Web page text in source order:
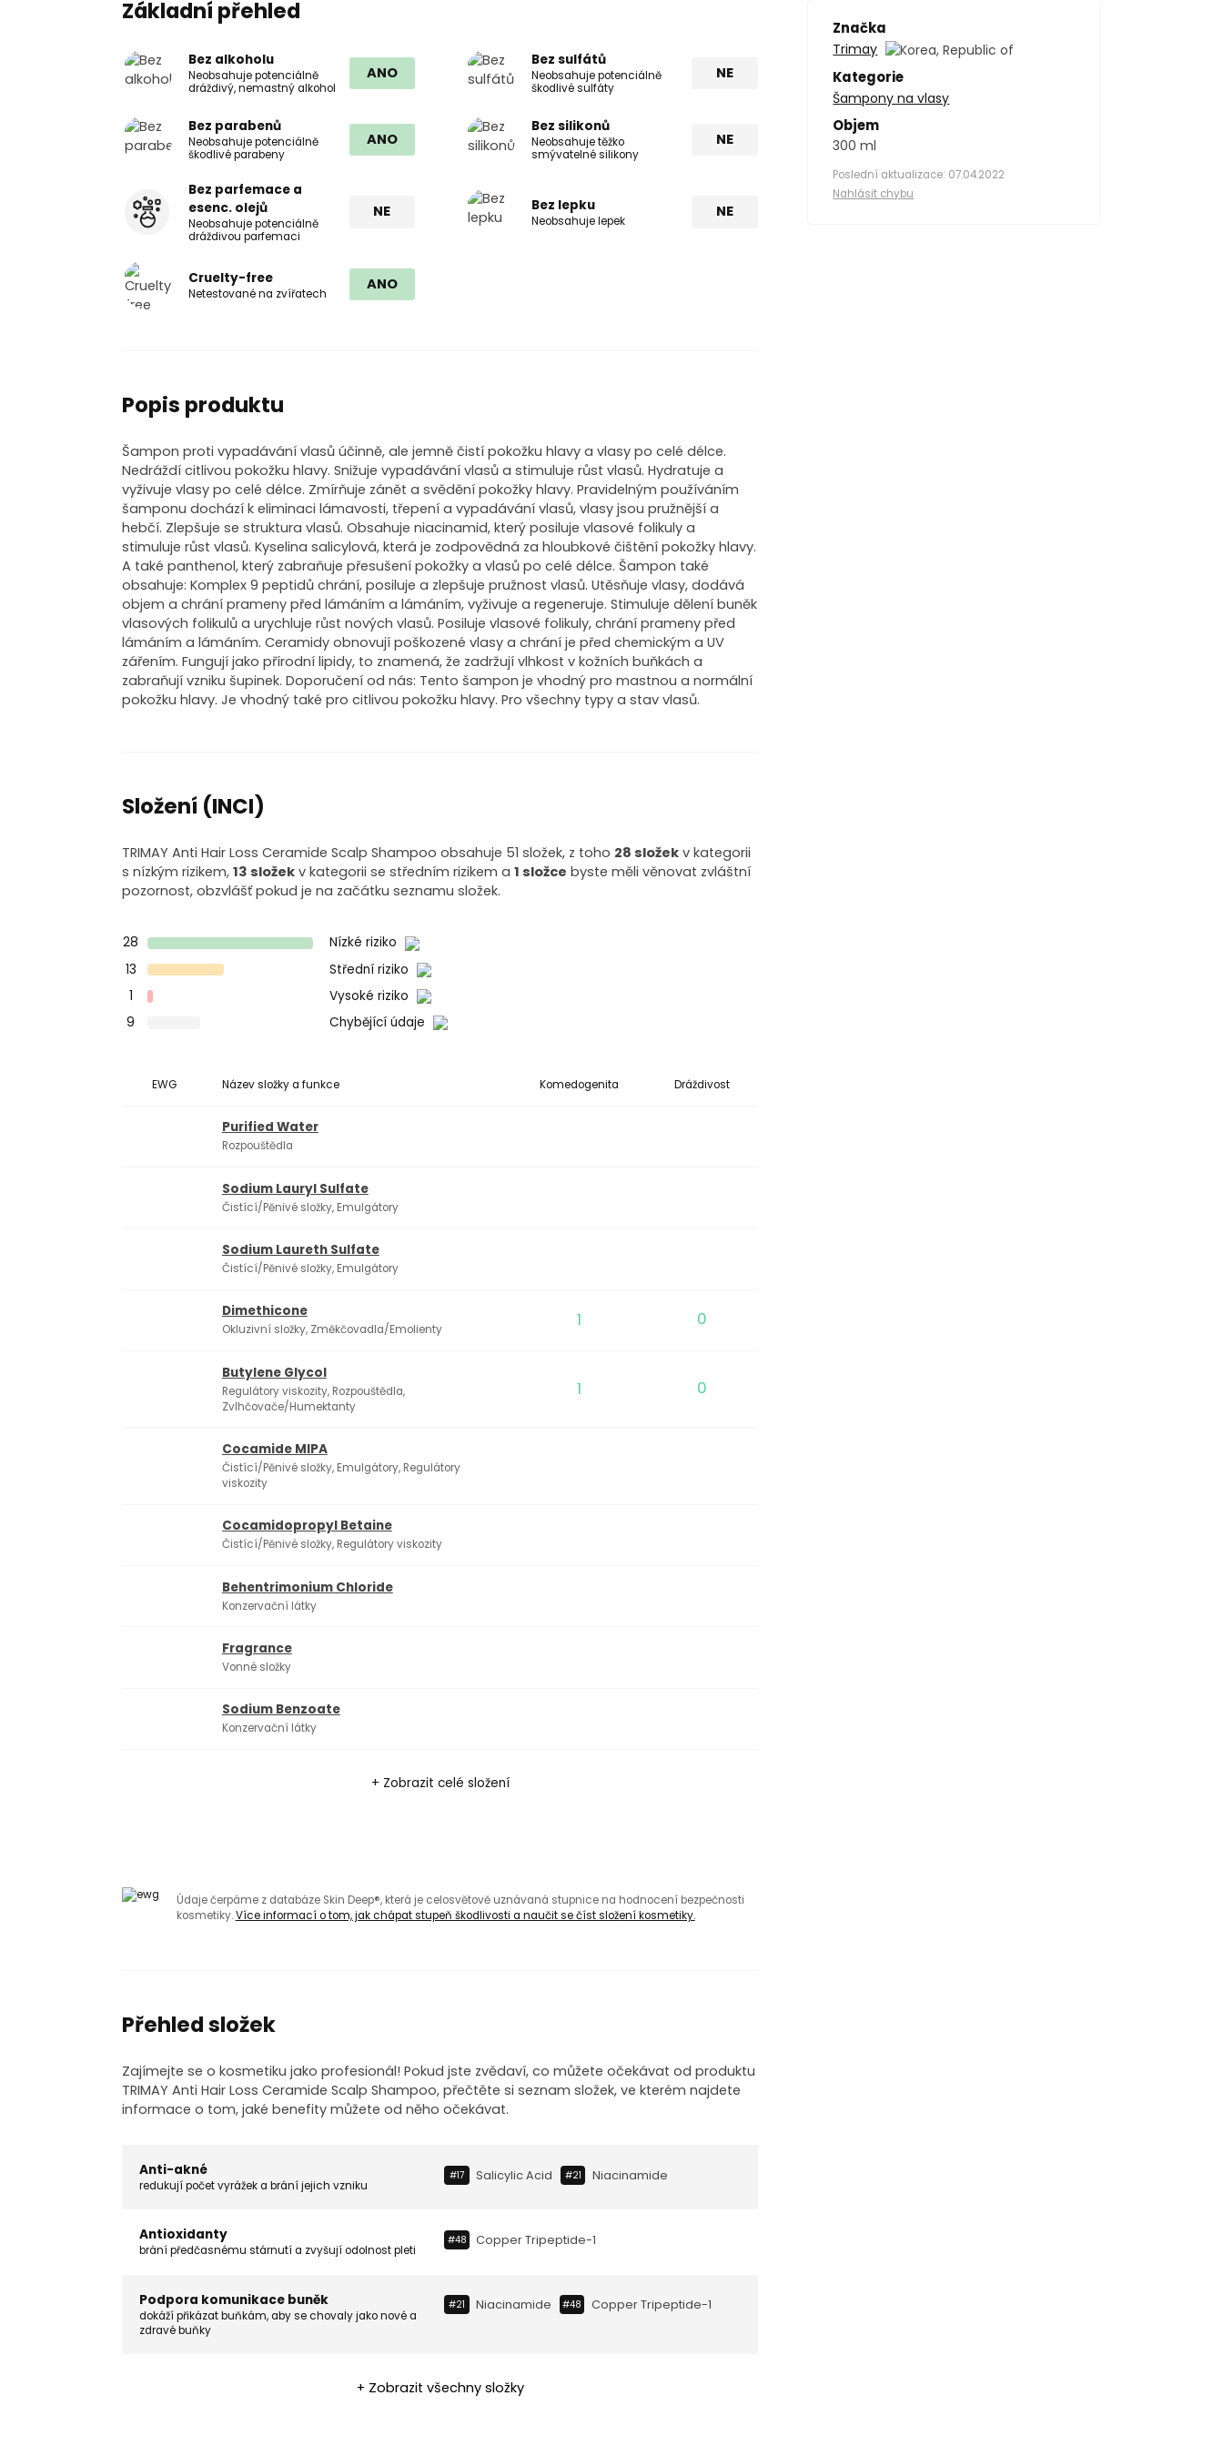
Základní přehled
Bez alkoholu
Neobsahuje potenciálně
dráždivý, nemastný alkohol
ANO
Bez sulfátů
Neobsahuje potenciálně
škodlivé sulfáty
NE
Bez parabenů
Neobsahuje potenciálně
škodlivé parabeny
ANO
Bez silikonů
Neobsahuje těžko
smývatelné silikony
NE
Bez parfemace a
esenc. olejů
Neobsahuje potenciálně
dráždivou parfemaci
NE Bez lepku
Neobsahuje lepek
NE
Cruelty-free
Netestované na zvířatech
ANO
Popis produktu
Šampon proti vypadávání vlasů účinně, ale jemně čistí pokožku hlavy a vlasy po celé délce.
Nedráždí citlivou pokožku hlavy. Snižuje vypadávání vlasů a stimuluje růst vlasů. Hydratuje a
vyživuje vlasy po celé délce. Zmírňuje zánět a svědění pokožky hlavy. Pravidelným používáním
šamponu dochází k eliminaci lámavosti, třepení a vypadávání vlasů, vlasy jsou pružnější a
hebčí. Zlepšuje se struktura vlasů. Obsahuje niacinamid, který posiluje vlasové folikuly a
stimuluje růst vlasů. Kyselina salicylová, která je zodpovědná za hloubkové čištění pokožky hlavy.
A také panthenol, který zabraňuje přesušení pokožky a vlasů po celé délce. Šampon také
obsahuje: Komplex 9 peptidů chrání, posiluje a zlepšuje pružnost vlasů. Utěsňuje vlasy, dodává
objem a chrání prameny před lámáním a lámáním, vyživuje a regeneruje. Stimuluje dělení buněk
vlasových folikulů a urychluje růst nových vlasů. Posiluje vlasové folikuly, chrání prameny před
lámáním a lámáním. Ceramidy obnovují poškozené vlasy a chrání je před chemickým a UV
zářením. Fungují jako přírodní lipidy, to znamená, že zadržují vlhkost v kožních buňkách a
zabraňují vzniku šupinek. Doporučení od nás: Tento šampon je vhodný pro mastnou a normální
pokožku hlavy. Je vhodný také pro citlivou pokožku hlavy. Pro všechny typy a stav vlasů.
Složení (INCI)
TRIMAY Anti Hair Loss Ceramide Scalp Shampoo obsahuje 51 složek, z toho 28 složek v kategorii
s nízkým rizikem,13 složek v kategorii se středním rizikem a1 složce byste měli věnovat zvláštní
pozornost, obzvlášť pokud je na začátku seznamu složek.
28
Nízké riziko
13
Střední riziko
1
Vysoké riziko
9
Chybějící údaje
EWG Název složky a funkce Komedogenita Dráždivost
Purified Water
Rozpouštědla
Sodium Lauryl Sulfate
Čistící/Pěnivé složky, Emulgátory
Sodium Laureth Sulfate
Čistící/Pěnivé složky, Emulgátory
Dimethicone
Okluzivní složky, Změkčovadla/Emolienty 1 0
Butylene Glycol
Regulátory viskozity, Rozpouštědla,
Zvlhčovače/Humektanty
1 0
Cocamide ​MIPA
Čistící/Pěnivé složky, Emulgátory, Regulátory
viskozity
Cocamidopropyl Betaine
Čistící/Pěnivé složky, Regulátory viskozity
Behentrimonium Chloride
Konzervační látky
Fragrance
Vonné složky
Sodium Benzoate
Konzervační látky
+ Zobrazit celé složení
Údaje čerpáme z databáze Skin Deep®, která je celosvětově uznávaná stupnice na hodnocení bezpečnosti
kosmetiky.Více informací o tom, jak chápat stupeň škodlivosti a naučit se číst složení kosmetiky.
Přehled složek
Zajímejte se o kosmetiku jako profesionál! Pokud jste zvědaví, co můžete očekávat od produktu
TRIMAY Anti Hair Loss Ceramide Scalp Shampoo, přečtěte si seznam složek, ve kterém najdete
informace o tom, jaké benefity můžete od něho očekávat.
Anti-akné
redukují počet vyrážek a brání jejich vzniku
#17 Salicylic Acid #21 Niacinamide
Antioxidanty
brání předčasnému stárnutí a zvyšují odolnost pleti
#48 Copper Tripeptide-1
Podpora komunikace buněk
dokáží přikázat buňkám, aby se chovaly jako nové a
zdravé buňky
#21 Niacinamide #48 Copper Tripeptide-1
+ Zobrazit všechny složky
Značka
Trimay
Kategorie
Šampony na vlasy
Objem
300 ml
Poslední aktualizace: 07.04.2022
Nahlásit chybu